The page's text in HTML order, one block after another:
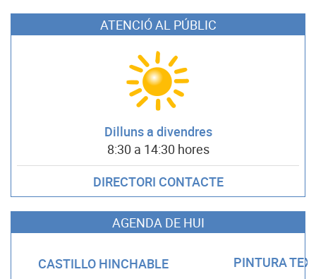
ATENCIÓ AL PÚBLIC
Dilluns a divendres
8:30 a 14:30 hores
DIRECTORI CONTACTE
AGENDA DE HUI
CASTILLO HINCHABLE PINTURA